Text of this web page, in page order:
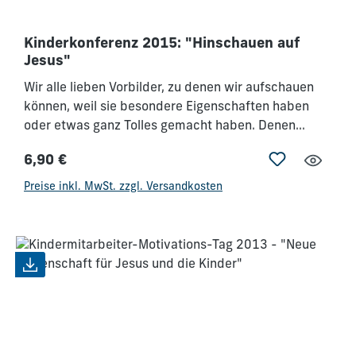
Kinderkonferenz 2015: "Hinschauen auf
Jesus"
Wir alle lieben Vorbilder, zu denen wir aufschauen
können, weil sie besondere Eigenschaften haben
oder etwas ganz Tolles gemacht haben. Denen
solcher Vorbilder. Das größte Vorbild aber ist Jesus,
und zu ihm sollen wir hinschauen, um neu ermutigt
deinem Glauben ganz neu begeistert werden.
Regulärer Preis:
6,90 €
Preise inkl. MwSt. zzgl. Versandkosten